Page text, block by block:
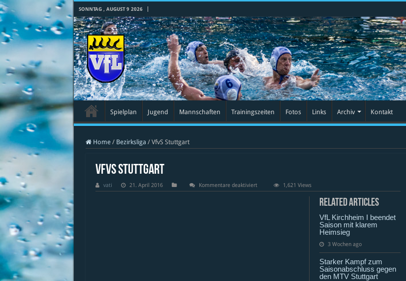
SONNTAG , AUGUST 9 2026
Spielplan Jugend Mannschaften Trainingszeiten Fotos Links Archiv Kontakt
Home / Bezirksliga / VfvS Stuttgart
VfvS Stuttgart
vati 21. April 2016 Kommentare deaktiviertfür
VfvS
1,621 Views
Related Articles
VfL Kirchheim I beendet
Saison mit klarem
Heimsieg
3 Wochen ago
Starker Kampf zum
Saisonabschluss gegen
den MTV Stuttgart